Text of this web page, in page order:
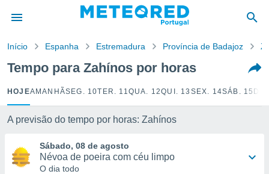
da
foi
as
fornecidas
Início Espanha Estremadura Província de Badajoz
Tempo para Zahínos por horas
HOJEAMANHÃSEG. 10TER. 11QUA. 12QUI. 13 SEX. 14SÁB. 15
A previsão do tempo por horas: Zahínos
Sábado, 08 de agosto
Névoa de poeira com céu limpo
O dia todo